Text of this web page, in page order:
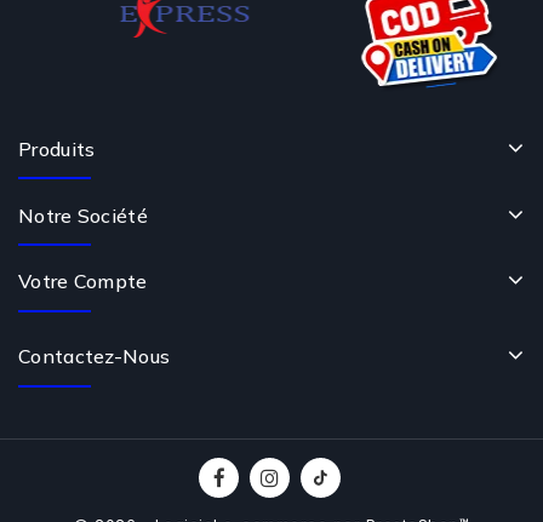
Produits
Notre Société
Votre Compte
Contactez-Nous